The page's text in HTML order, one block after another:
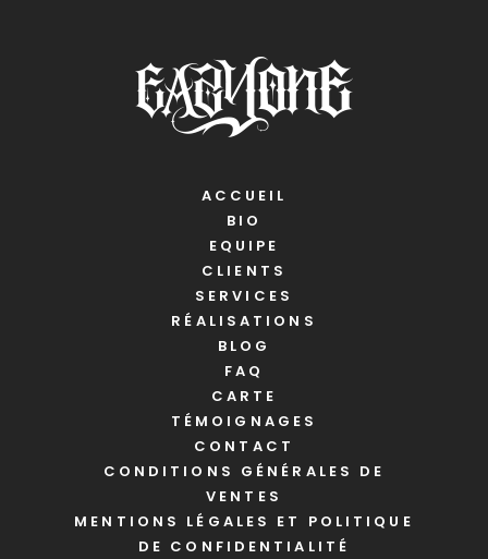
ACCUEIL
BIO
EQUIPE
CLIENTS
SERVICES
RÉALISATIONS
BLOG
FAQ
CARTE
TÉMOIGNAGES
CONTACT
CONDITIONS GÉNÉRALES DE
VENTES
MENTIONS LÉGALES ET POLITIQUE
DE CONFIDENTIALITÉ